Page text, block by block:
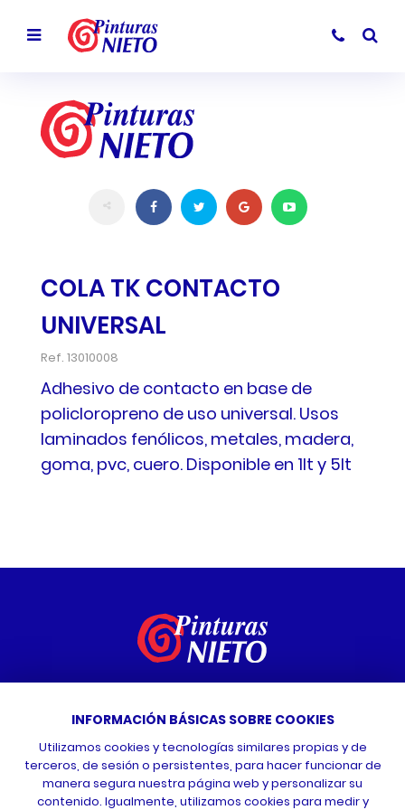
COLA TK CONTACTO
UNIVERSAL
Ref. 13010008
Adhesivo de contacto en base de
policloropreno de uso universal. Usos
laminados fenólicos, metales, madera,
goma, pvc, cuero. Disponible en 1lt y 5lt
Contacta con nosotros
INFORMACIÓN BÁSICAS SOBRE COOKIES
Utilizamos cookies y tecnologías similares propias y de
terceros, de sesión o persistentes, para hacer funcionar de
manera segura nuestra página web y personalizar su
contenido. Igualmente, utilizamos cookies para medir y